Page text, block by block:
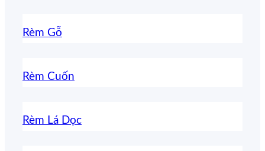
Rèm Gỗ
Rèm Cuốn
Rèm Lá Dọc